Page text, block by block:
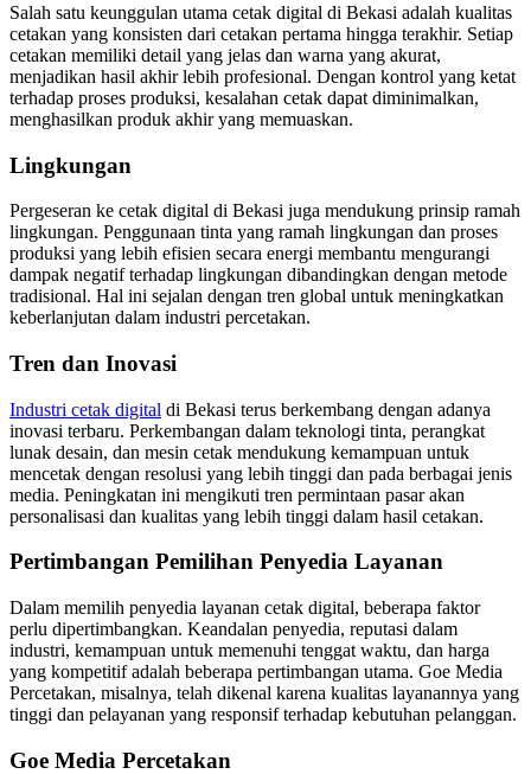
Salah satu keunggulan utama cetak digital di Bekasi adalah kualitas
cetakan yang konsisten dari cetakan pertama hingga terakhir. Setiap
cetakan memiliki detail yang jelas dan warna yang akurat,
menjadikan hasil akhir lebih profesional. Dengan kontrol yang ketat
terhadap proses produksi, kesalahan cetak dapat diminimalkan,
menghasilkan produk akhir yang memuaskan.
Lingkungan
Pergeseran ke cetak digital di Bekasi juga mendukung prinsip ramah
lingkungan. Penggunaan tinta yang ramah lingkungan dan proses
produksi yang lebih efisien secara energi membantu mengurangi
dampak negatif terhadap lingkungan dibandingkan dengan metode
tradisional. Hal ini sejalan dengan tren global untuk meningkatkan
keberlanjutan dalam industri percetakan.
Tren dan Inovasi
Industri cetak digital di Bekasi terus berkembang dengan adanya
inovasi terbaru. Perkembangan dalam teknologi tinta, perangkat
lunak desain, dan mesin cetak mendukung kemampuan untuk
mencetak dengan resolusi yang lebih tinggi dan pada berbagai jenis
media. Peningkatan ini mengikuti tren permintaan pasar akan
personalisasi dan kualitas yang lebih tinggi dalam hasil cetakan.
Pertimbangan Pemilihan Penyedia Layanan
Dalam memilih penyedia layanan cetak digital, beberapa faktor
perlu dipertimbangkan. Keandalan penyedia, reputasi dalam
industri, kemampuan untuk memenuhi tenggat waktu, dan harga
yang kompetitif adalah beberapa pertimbangan utama. Goe Media
Percetakan, misalnya, telah dikenal karena kualitas layanannya yang
tinggi dan pelayanan yang responsif terhadap kebutuhan pelanggan.
Goe Media Percetakan